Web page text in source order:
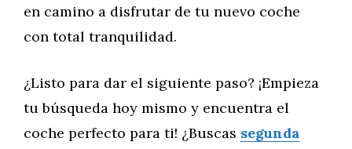
en camino a disfrutar de tu nuevo coche
con total tranquilidad.
¿Listo para dar el siguiente paso? ¡Empieza
tu búsqueda hoy mismo y encuentra el
coche perfecto para ti! ¿Buscas segunda